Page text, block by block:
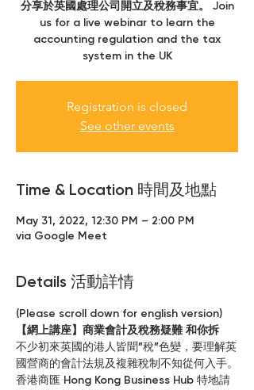
分享於英國處理公司開立及稅務事宜。 Join
us for a live webinar to learn the
accounting regulation and the tax
system in the UK
Registration is closed
See other events
Time & Location 時間及地點
May 31, 2022, 12:30 PM – 2:00 PM
via Google Meet
Details 活動詳情
(Please scroll down for english version)
【網上講座】商業會計及稅務疑難 和你拆
不少初來英國的港人皆聞”稅”色變，要理解英
國營商的會計法規及複雜稅制不知從何入手。
香港商匯 Hong Kong Business Hub 特地請